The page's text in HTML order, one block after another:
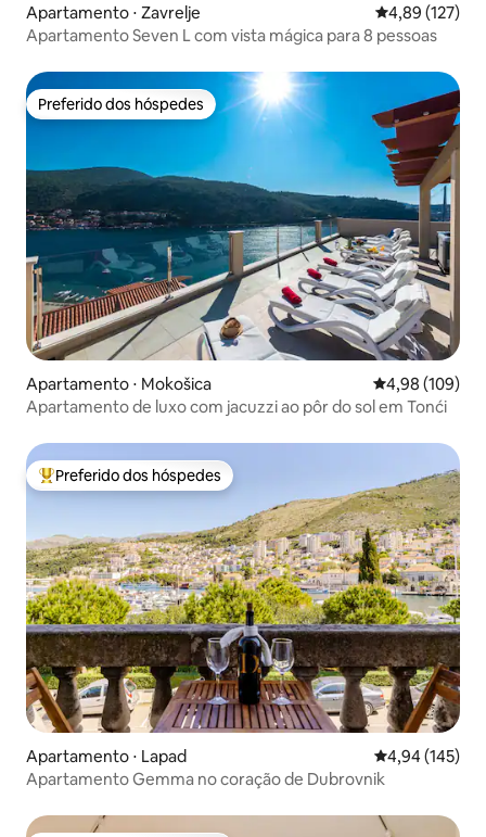
Apartamento ⋅ Zavrelje 4,89 de uma
4,89 (127)
Apartamento Seven L com vista mágica para 8 pessoas
Preferido dos hóspedes
Preferido dos hóspedes
Apartamento ⋅ Mokošica 4,98 de uma
4,98 (109)
Apartamento de luxo com jacuzzi ao pôr do sol em Tonći
Entre os melhores preferidos dos hóspedes
Preferido dos hóspedes
Apartamento ⋅ Lapad 4,94 de uma
4,94 (145)
Apartamento Gemma no coração de Dubrovnik